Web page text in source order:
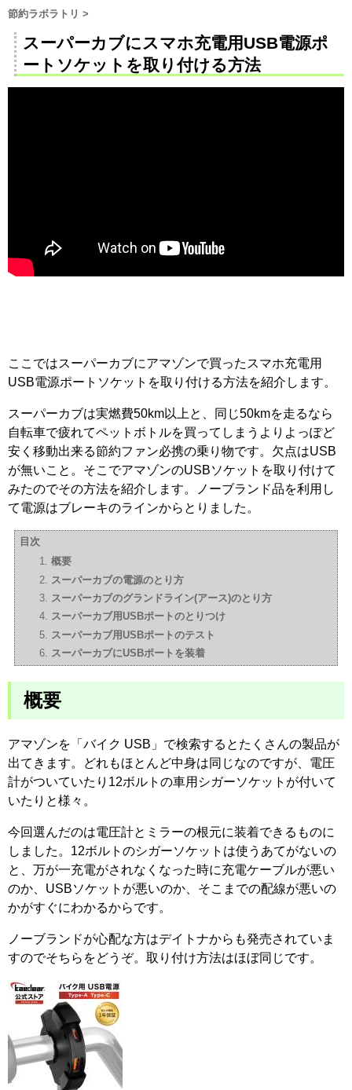
節約ラボラトリ >
スーパーカブにスマホ充電用USB電源ポ
ートソケットを取り付ける方法
ここではスーパーカブにアマゾンで買ったスマホ充電用
USB電源ポートソケットを取り付ける方法を紹介します。
スーパーカブは実燃費50km以上と、同じ50kmを走るなら
自転車で疲れてペットボトルを買ってしまうよりよっぽど
安く移動出来る節約ファン必携の乗り物です。欠点はUSB
が無いこと。そこでアマゾンのUSBソケットを取り付けて
みたのでその方法を紹介します。ノーブランド品を利用し
て電源はブレーキのラインからとりました。
目次
概要
スーパーカブの電源のとり方
スーパーカブのグランドライン(アース)のとり方
スーパーカブ用USBポートのとりつけ
スーパーカブ用USBポートのテスト
スーパーカブにUSBポートを装着
概要
アマゾンを「バイク USB」で検索するとたくさんの製品が
出てきます。どれもほとんど中身は同じなのですが、電圧
計がついていたり12ボルトの車用シガーソケットが付いて
いたりと様々。
今回選んだのは電圧計とミラーの根元に装着できるものに
しました。12ボルトのシガーソケットは使うあてがないの
と、万が一充電がされなくなった時に充電ケーブルが悪い
のか、USBソケットが悪いのか、そこまでの配線が悪いの
かがすぐにわかるからです。
ノーブランドが心配な方はデイトナからも発売されていま
すのでそちらをどうぞ。取り付け方法はほぼ同じです。